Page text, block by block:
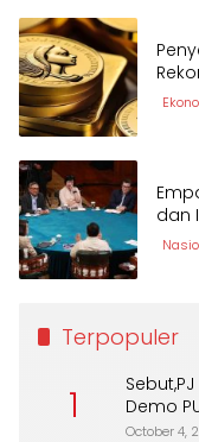
dan
Terpopuler
1
Demo
October 4,